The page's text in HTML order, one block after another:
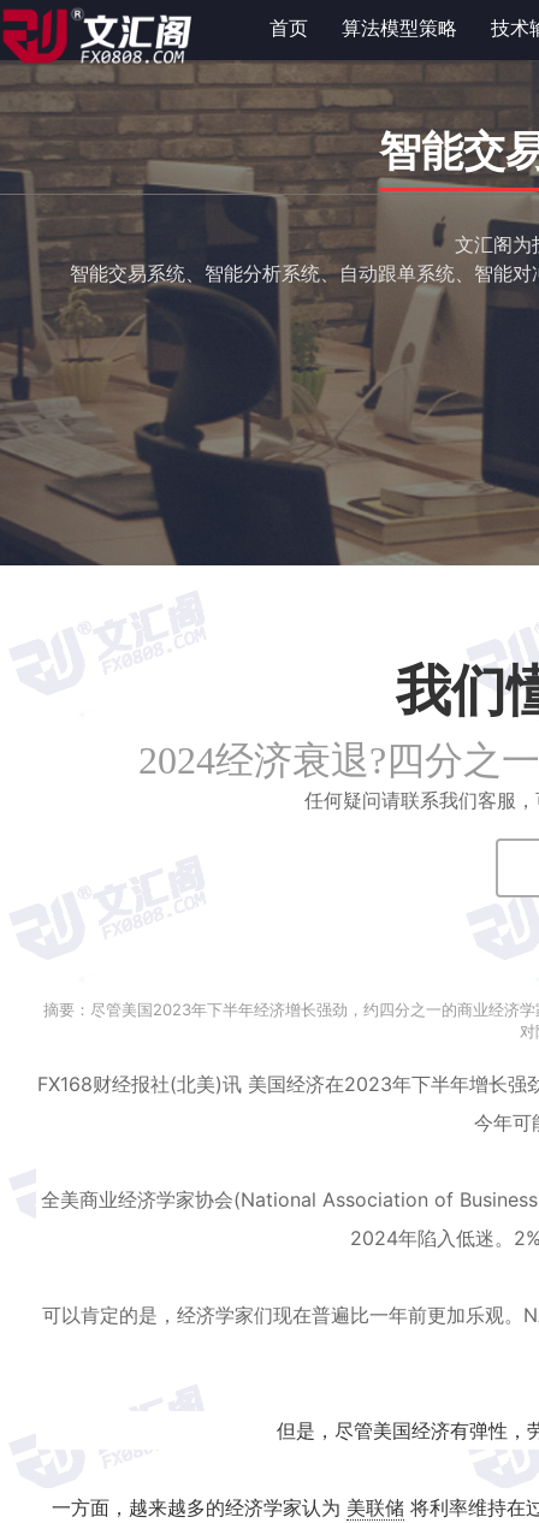
首页 算法模型策略 技术
智能交
文汇阁为
智能交易系统、智能分析系统、自动跟单系统、智能
我们
2024经济衰退?四分之
任何疑问请联系我们客服，
摘要：尽管美国2023年下半年经济增长强劲，约四分之一的商业经济
FX168财经报社(北美)讯 美国经济在2023年下半年增长
今年可
全美商业经济学家协会(National Association of
2024年陷入低迷。
可以肯定的是，经济学家们现在普遍比一年前更加乐观
但是，尽管美国经济有弹性，
一方面，越来越多的经济学家认为 美联储 将利率维持在